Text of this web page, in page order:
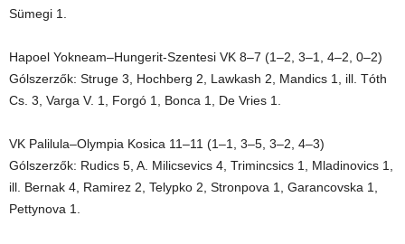
Sümegi 1.
Hapoel Yokneam–Hungerit-Szentesi VK 8–7 (1–2, 3–1, 4–2, 0–2)
Gólszerzők: Struge 3, Hochberg 2, Lawkash 2, Mandics 1, ill. Tóth
Cs. 3, Varga V. 1, Forgó 1, Bonca 1, De Vries 1.
VK Palilula–Olympia Kosica 11–11 (1–1, 3–5, 3–2, 4–3)
Gólszerzők: Rudics 5, A. Milicsevics 4, Trimincsics 1, Mladinovics 1,
ill. Bernak 4, Ramirez 2, Telypko 2, Stronpova 1, Garancovska 1,
Pettynova 1.